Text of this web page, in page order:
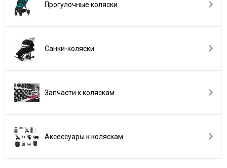
Прогулочные коляски
Санки-коляски
Запчасти к коляскам
Аксессуары к коляскам